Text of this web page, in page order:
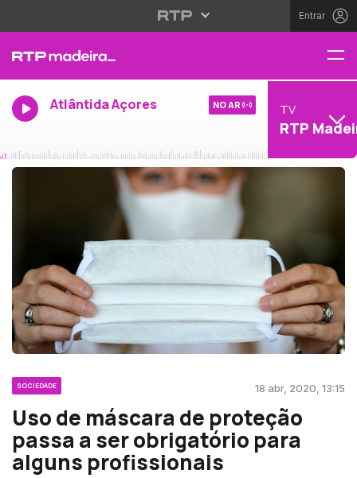
Entrar
Atlântida Açores NO AR TV
RTP
SOCIEDADE 18 abr, 2020, 13:15
Uso de máscara de proteção
passa a ser obrigatório para
alguns profissionais